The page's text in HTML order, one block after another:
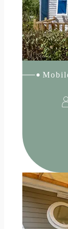
Lire la suite